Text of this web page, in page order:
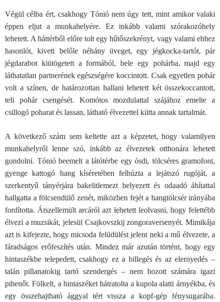
Végül célba ért, csakhogy Tónió nem úgy tett, mint amikor valaki
éppen eljut a munkahelyére. Ez inkább valami szórakozóhely
lehetett. A háttérből előre tolt egy hűtőszekrényt, vagy valami ehhez
hasonlót, kivett belőle néhány üveget, egy jégkocka-tartót, pár
jégdarabot kiütögetett a formából, bele egy pohárba, majd egy
láthatatlan partnerének egészségére koccintott. Csak egyetlen pohár
volt a színen, de határozottan hallani lehetett két összekoccantott,
teli pohár csengését. Komótos mozdulattal szájához emelte a
csillogó poharat és lassan, látható élvezettel kiitta annak tartalmát.
A következő szám sem keltette azt a képzetet, hogy valamilyen
munkahelyről lenne szó, inkább az élvezetek otthonára lehetett
gondolni. Tónió beemelt a látótérbe egy ósdi, tölcséres gramofont,
gyenge kattogó hang kíséretében felhúzta a lejátszó rugóját, a
szerkentyű tányérjára bakelitlemezt helyezett és odaadó áhítattal
hallgatta a fölcsendülő zenét, miközben fejét a hangtölcsér irányába
fordította. Átszellemült arcáról azt lehetett leolvasni, hogy felettébb
élvezi a muzsikát, jelesül Csajkovszkij zongoraversenyét. Mimikája
azt is kifejezte, hogy micsoda felüdülést jelent neki a mű élvezete, a
fáradságos erőfeszítés után. Mindez már azután történt, hogy egy
hintaszékbe telepedett, csakhogy ez a billegés és az elernyedés –
talán pillanatokig tartó szendergés – nem hozott számára igazi
pihenőt. Fölkelt, a hintaszéket hátratolta a kupola alatti árnyékba, és
egy összehajtható ággyal tért vissza a kopf-gép fénysugarába.